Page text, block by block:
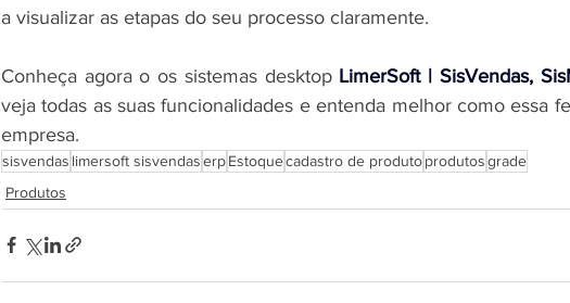
a visualizar as etapas do seu processo claramente.
Conheça agora o os sistemas desktop LimerSoft | SisVendas,
veja todas as suas funcionalidades e entenda melhor como essa
empresa.
sisvendas limersoft sisvendaserpEstoquecadastro de produtoprodutosgrade
Produtos